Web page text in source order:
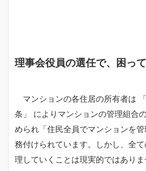
理事会役員の選任で、困っ
マンションの各住居の所有者は
条」 によりマンションの管理組合
められ「住民全員でマンションを
務付けられています。しかし、全
理していくことは現実的ではありま